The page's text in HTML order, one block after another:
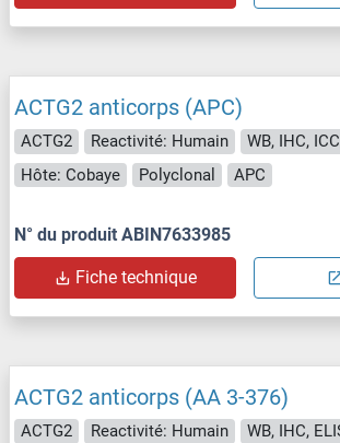
ACTG2 anticorps (APC)
ACTG2 Reactivité: Humain
WB, IHC,
Hôte: Cobaye
Polyclonal APC
N° du produit ABIN7633985
Fiche technique
ACTG2 anticorps (AA 3-376)
ACTG2 Reactivité: Humain WB, IHC,